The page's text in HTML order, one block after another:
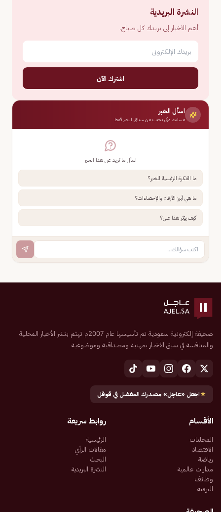
النشرة البريدية
أهم الأخبار إلى بريدك كل صباح.
اشترك الآن
اسأل الخبر
مساعد ذكي يجيب من سياق الخبر فقط
اسأل ما تريد عن هذا الخبر
ما الفكرة الرئيسية للخبر؟
ما هي أبرز الأرقام والإحصاءات؟
كيف يؤثر هذا علي؟
صحيفة إلكترونية سعودية تم تأسيسها عام 2007م تهتم بنشر الأخبار المحلية
والمنافسة في سبق الأخبار بمهنية ومصداقية وموضوعية
★اجعل «عاجل» مصدرك المفضل في قوقل
الأقسام
المحليات
الاقتصاد
رياضة
مدارات عالمية
وظائف
الترفيه
روابط سريعة
الرئيسية
مقالات الرأي
البحث
النشرة البريدية